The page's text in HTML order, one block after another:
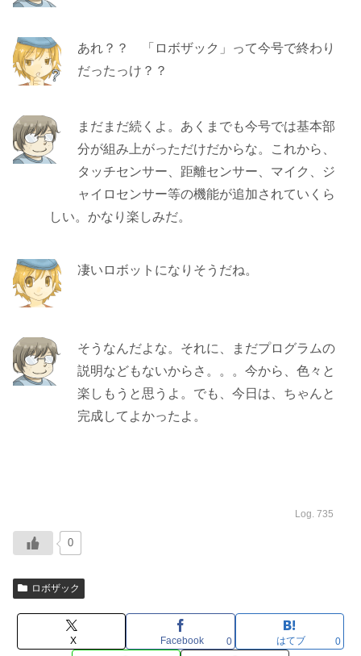
あれ？？ 「ロボザック」って今号で終わり
だったっけ？？
まだまだ続くよ。あくまでも今号では基本部
分が組み上がっただけだからな。これから、
タッチセンサー、距離センサー、マイク、ジ
ャイロセンサー等の機能が追加されていくら
しい。かなり楽しみだ。
凄いロボットになりそうだね。
そうなんだよな。それに、まだプログラムの
説明などもないからさ。。。今から、色々と
楽しもうと思うよ。でも、今日は、ちゃんと
完成してよかったよ。
Log. 735
0
ロボザック
X Facebook 0 はてブ 0